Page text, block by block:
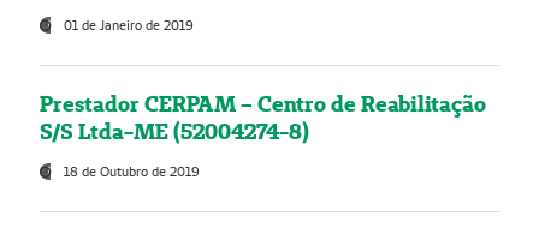
01 de Janeiro de 2019
Prestador CERPAM – Centro de Reabilitação
S/S Ltda-ME (52004274-8)
18 de Outubro de 2019